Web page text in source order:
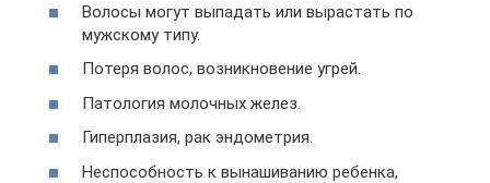
Волосы могут выпадать или вырастать по
мужскому типу.
Потеря волос, возникновение угрей.
Патология молочных желез.
Гиперплазия, рак эндометрия.
Неспособность к вынашиванию ребенка,